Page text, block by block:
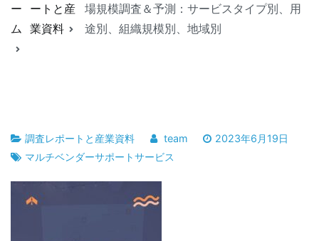
ー
ム
ートと産
業資料
場規模調査＆予測：サービスタイプ別、用
途別、組織規模別、地域別
調査レポートと産業資料 team
2023年6月19日
マルチベンダーサポートサービス